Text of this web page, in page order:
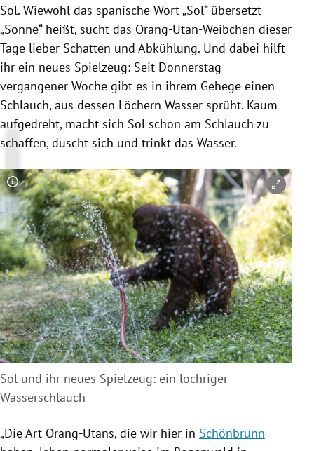
Sol. Wiewohl das spanische Wort „Sol“ übersetzt
„Sonne“ heißt, sucht das Orang-Utan-Weibchen dieser
Tage lieber Schatten und Abkühlung. Und dabei hilft
ihr ein neues Spielzeug: Seit Donnerstag
vergangener Woche gibt es in ihrem Gehege einen
Schlauch, aus dessen Löchern Wasser sprüht. Kaum
aufgedreht, macht sich Sol schon am Schlauch zu
schaffen, duscht sich und trinkt das Wasser.
Copyright-Hinweis öffnen/schließen
Sol und ihr neues Spielzeug: ein löchriger
Wasserschlauch
„Die Art Orang-Utans, die wir hier in Schönbrunn